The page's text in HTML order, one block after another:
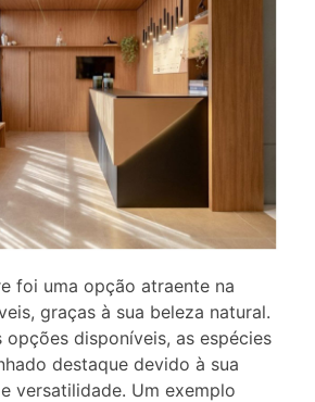
foi uma opção atraente na
graças à sua beleza natural.
opções disponíveis, as espécies
destaque devido à sua
versatilidade. Um exemplo